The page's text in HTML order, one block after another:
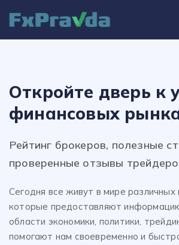
Откройте дверь к
финансовых
Рейтинг брокеров, полезные
проверенные отзывы
Сегодня все живут в мире различных
которые предоставляют
области экономики, политики,
помогают нам своевременно и